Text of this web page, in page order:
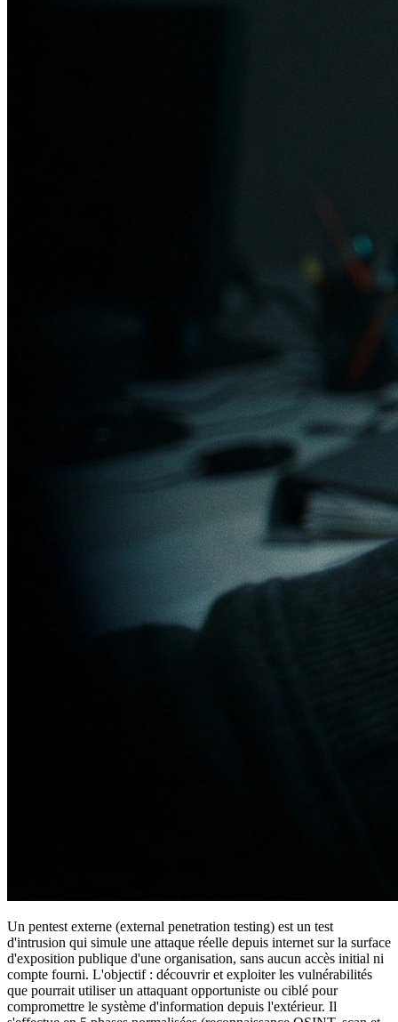
Un pentest externe (external penetration testing) est un test
d'intrusion qui simule une attaque réelle depuis internet sur la surface
d'exposition publique d'une organisation, sans aucun accès initial ni
compte fourni. L'objectif : découvrir et exploiter les vulnérabilités
que pourrait utiliser un attaquant opportuniste ou ciblé pour
compromettre le système d'information depuis l'extérieur. Il